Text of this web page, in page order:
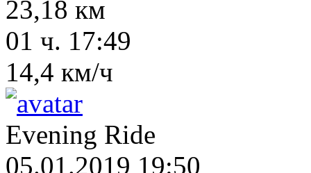
23,18 км
01 ч. 17:49
14,4 км/ч
Evening Ride
05.01.2019 19:50